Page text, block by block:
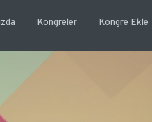
Kongreler Kongre Ekle